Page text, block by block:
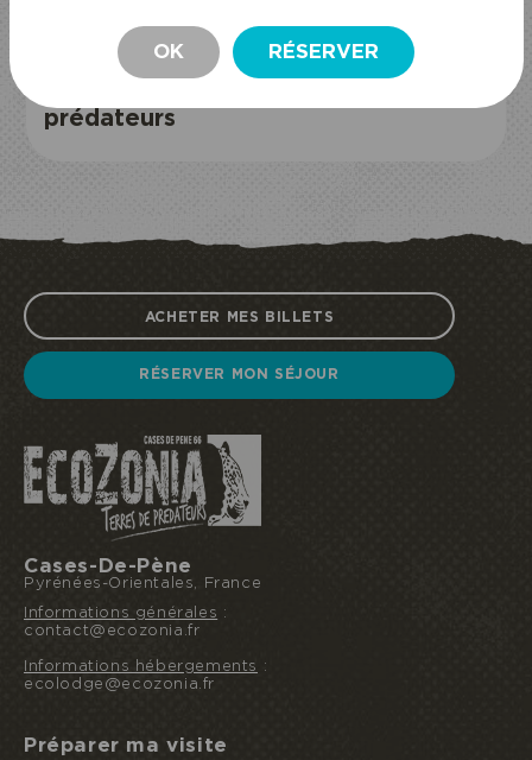
EXPÉRIENCE BIVOUAC
prédateurs
ACHETER MES BILLETS
RÉSERVER MON SÉJOUR
Cases-De-Pène
Pyrénées-Orientales, France
Informations générales :
contact@ecozonia.fr
Informations hébergements
:
ecolodge@ecozonia.fr
Préparer ma visite
SEJOUR
OK RÉSERVER